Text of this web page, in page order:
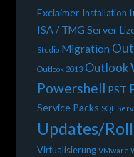
Exclaimer Installation
ISA / TMG Server
Studio Migration
Outlook 2013 Outlook
Powershell PST
Service Packs SQL
Updates/
Virtualisierung VMware